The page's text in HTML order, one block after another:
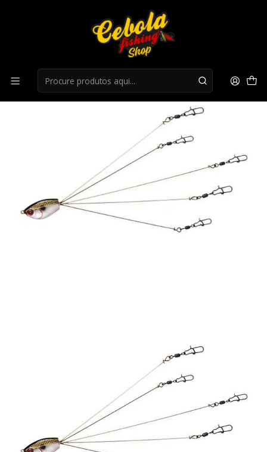
Spinnerbaits
Amostra Yum Umbrella 5" - Tennessee Shad